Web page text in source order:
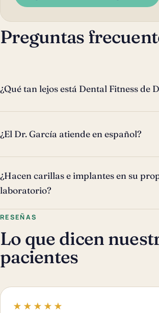
Preguntas
¿Qué tan lejos está Dental Fitness de
¿El Dr. García atiende en español?
¿Hacen carillas e implantes en su
laboratorio?
RESEÑAS
Lo que dicen
pacientes
★★★★★